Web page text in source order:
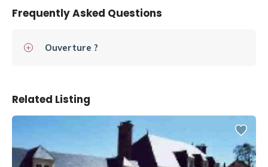
Frequently Asked Questions
Ouverture ?
Related Listing